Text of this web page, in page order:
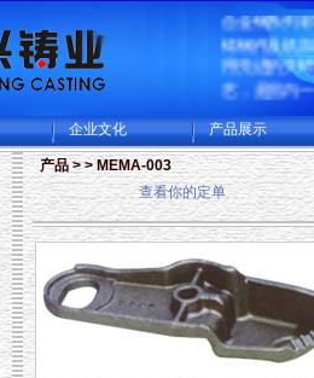
合金钢系列
铸钢件及机
用先进的失
艺，是国内
造的大型的
生产基地，
厂和CNC机
可供精密铸
铸成品件
主要出口欧
多国家。
企业文化 产品展示
产品 > > MEMA-003
查看你的定单